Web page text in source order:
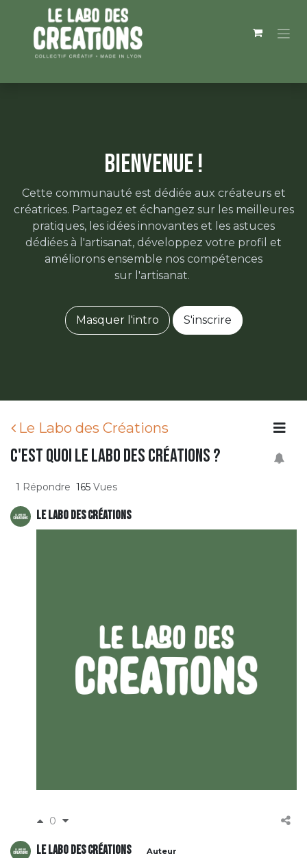
Se rendre au contenu
Bienvenue !
Cette communauté est dédiée aux créateurs et
créatrices. Partagez et échangez sur les meilleures
pratiques, les idées innovantes et les astuces
dédiées à l'artisanat, développez votre profil et
améliorons ensemble nos compétences
sur l'artisanat.
Masquer l'intro S'inscrire
Le Labo des Créations
C'est quoi le Labo des Créations ?
1 Répondre 165 Vues
Le Labo des Créations
0
Le Labo des Créations Auteur